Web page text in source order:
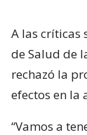
A las críticas
de Salud de
rechazó la
efectos en la
“Vamos a